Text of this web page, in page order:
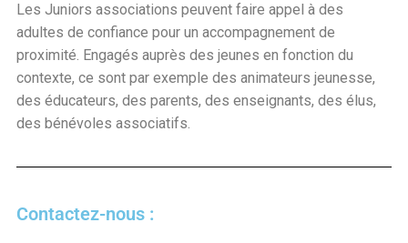
Les Juniors associations peuvent faire appel à des
adultes de confiance pour un accompagnement de
proximité. Engagés auprès des jeunes en fonction du
contexte, ce sont par exemple des animateurs jeunesse,
des éducateurs, des parents, des enseignants, des élus,
des bénévoles associatifs.
Contactez-nous :